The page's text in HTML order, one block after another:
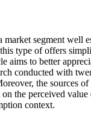
segment well
type of offers
aims to better
conducted with
the sources
the perceived
context.